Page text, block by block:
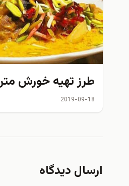
طرز تهیه خورش متن جن
2019-09-18
ارسال دیدگاه